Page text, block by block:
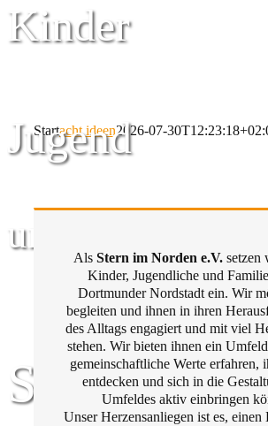
Kinder
Jugend
und Familie
Stern im
Startacht ideen2026-07-
Als Stern im Norden e.V. setzen
Kinder, Jugendliche und
Dortmunder Nordstadt ein. Wir
begleiten und ihnen in ihren
des Alltags engagiert und mit viel
stehen. Wir bieten ihnen ein
gemeinschaftliche Werte erfahren,
entdecken und sich in die
Umfeldes aktiv einbringen
Unser Herzensanliegen ist es, einen